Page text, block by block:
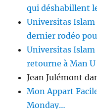
qui déshabillent
Universitas
dernier rodéo
Universitas
retourne à Man U
Jean Julémont
Mon Appart
Monday…